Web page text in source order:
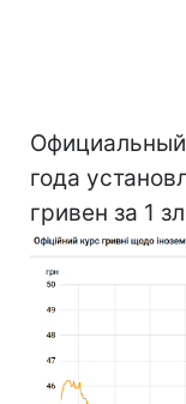
года
гривен за 1